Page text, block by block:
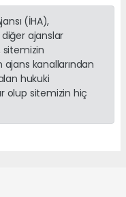
(İHA),
ajanslar
sitemizin
kanallarından
hukuki
olup sitemizin hiç